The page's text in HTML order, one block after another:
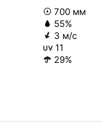
700 мм
55%
3 м/с
11
29%